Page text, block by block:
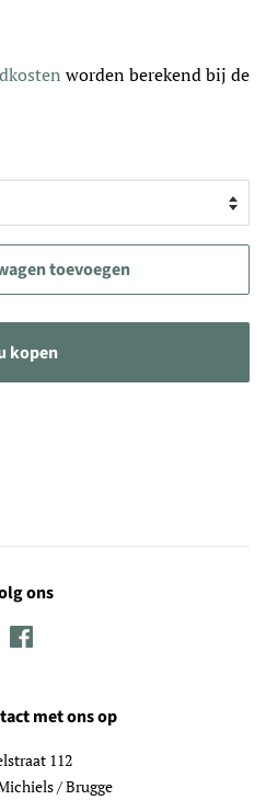
worden berekend bij de
toevoegen
kopen
ons
met ons op
112
/ Brugge